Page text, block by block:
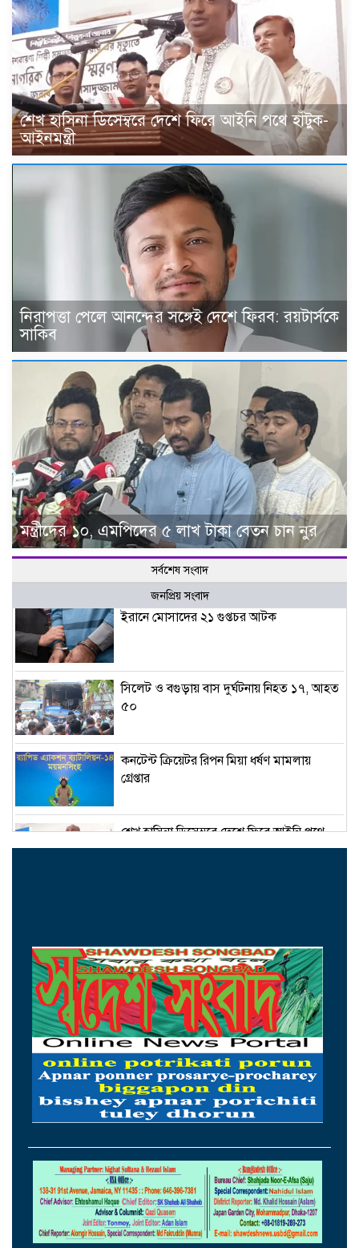
শেখ হাসিনা ডিসেম্বরে দেশে ফিরে আইনি পথে হাঁটুক-
আইনমন্ত্রী
নিরাপত্তা পেলে আনন্দের সঙ্গেই দেশে ফিরব: রয়টার্সকে
সাকিব
মন্ত্রীদের ১০, এমপিদের ৫ লাখ টাকা বেতন চান নুর
সর্বশেষ সংবাদ
জনপ্রিয় সংবাদ
ইরানে মোসাদের ২১ গুপ্তচর আটক
সিলেট ও বগুড়ায় বাস দুর্ঘটনায় নিহত ১৭, আহত
৫০
কনটেন্ট ক্রিয়েটর রিপন মিয়া ধর্ষণ মামলায়
গ্রেপ্তার
শেখ হাসিনা ডিসেম্বরে দেশে ফিরে আইনি পথে
হাঁটুক-আইনমন্ত্রী
মন্ত্রীদের ১০, এমপিদের ৫ লাখ টাকা বেতন চান
নুর
২৩তম রাষ্ট্রপতি হিসেবে আলোচনায় যারা
হামের উপসর্গে ৩ শিশুর মৃত্যু, আক্রান্ত ১২১৮
ছুটির দিনে সড়ক দুর্ঘটনায় দুই জেলায় প্রাণ
হারালেন ১৫ জন